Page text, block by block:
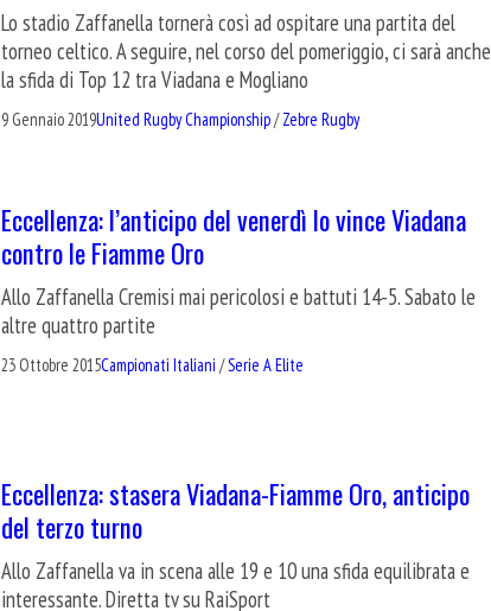
Lo stadio Zaffanella tornerà così ad ospitare una partita del
torneo celtico. A seguire, nel corso del pomeriggio, ci sarà anche
la sfida di Top 12 tra Viadana e Mogliano
9 Gennaio 2019United Rugby Championship/Zebre Rugby
Eccellenza: l’anticipo del venerdì lo vince Viadana
contro le Fiamme Oro
Allo Zaffanella Cremisi mai pericolosi e battuti 14-5. Sabato le
altre quattro partite
23 Ottobre 2015Campionati Italiani /Serie A Elite
Eccellenza: stasera Viadana-Fiamme Oro, anticipo
del terzo turno
Allo Zaffanella va in scena alle 19 e 10 una sfida equilibrata e
interessante. Diretta tv su RaiSport